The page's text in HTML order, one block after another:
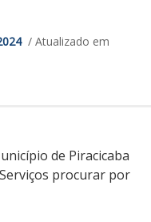
/ Atualizado em
de Piracicaba
procurar por